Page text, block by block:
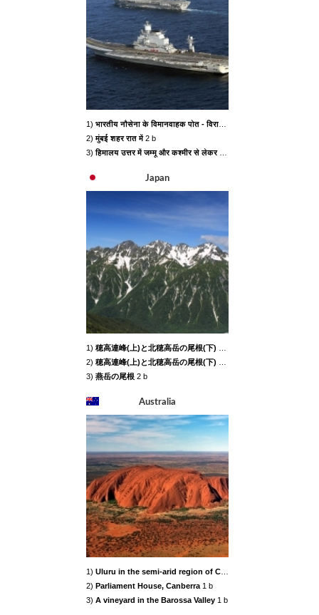
1) भारतीय नौसेना के विमानवाहक पोत - विराट एवं विक्रमादित्य
2)मुंबई शहर रात में2 b
3)हिमालय उत्तर में जम्मू और कश्मीर से लेकर पूर्व में अरुणांचल प्रदेश तक भारत की अधिकतर पूर्वी सीमा बनाता है
Japan
1) 穂高連峰(上)と北穂高岳の尾根(下)
2) 穂高連峰(上)と北穂高岳の尾根(下)
3) 燕岳の尾根 2 b
Australia
1) Uluru in the semi-arid region of Central Australia
2) Parliament House, Canberra1 b
3) A vineyard in the Barossa Valley 1 b